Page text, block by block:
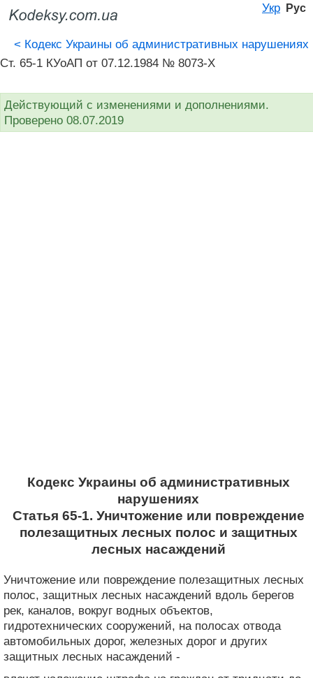
Укр Рус
< Кодекс Украины об административных нарушениях
Ст. 65-1 КУоАП от 07.12.1984 № 8073-X
Действующий с изменениями и дополнениями.
Проверено 08.07.2019
Кодекс Украины об административных
нарушениях
Статья 65-1. Уничтожение или повреждение
полезащитных лесных полос и защитных
лесных насаждений
Уничтожение или повреждение полезащитных лесных
полос, защитных лесных насаждений вдоль берегов
рек, каналов, вокруг водных объектов,
гидротехнических сооружений, на полосах отвода
автомобильных дорог, железных дорог и других
защитных лесных насаждений -